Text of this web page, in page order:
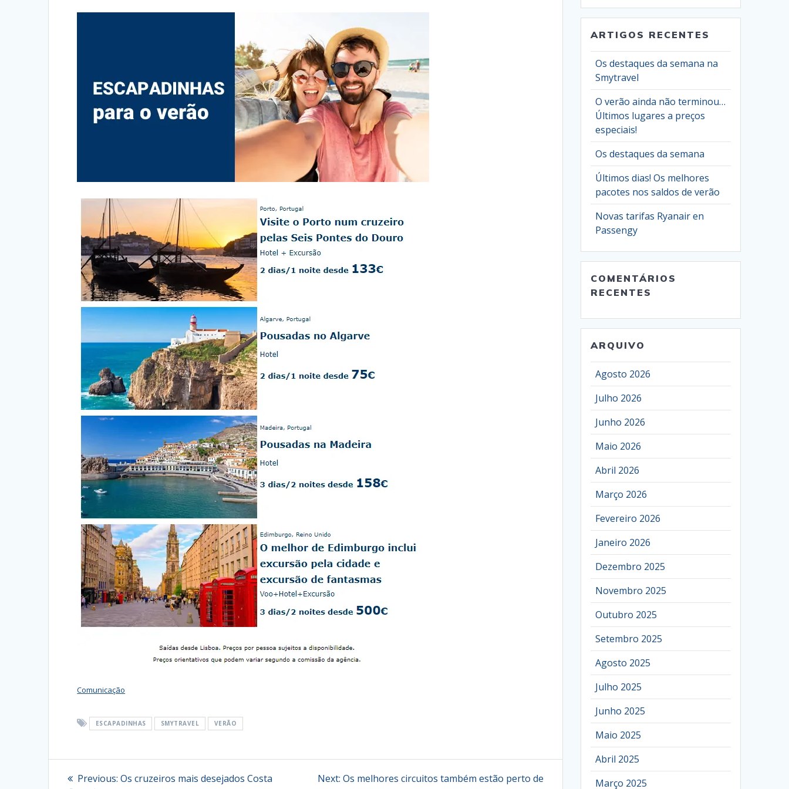
Comunicação
ESCAPADINHAS SMYTRAVEL VERÃO
Navegação
Previous: Previous
Os cruzeiros mais desejados Costa
Next: Next
Os melhores circuitos também estão perto de
ARTIGOS RECENTES
Os destaques da semana na
Smytravel
O verão ainda não terminou…
Últimos lugares a preços
especiais!
Os destaques da semana
Últimos dias! Os melhores
pacotes nos saldos de verão
Novas tarifas Ryanair en
Passengy
COMENTÁRIOS
RECENTES
ARQUIVO
Agosto 2026
Julho 2026
Junho 2026
Maio 2026
Abril 2026
Março 2026
Fevereiro 2026
Janeiro 2026
Dezembro 2025
Novembro 2025
Outubro 2025
Setembro 2025
Agosto 2025
Julho 2025
Junho 2025
Maio 2025
Abril 2025
Março 2025